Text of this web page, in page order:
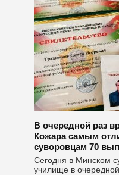
В очередной раз
Кожара самым
суворовцам 70
Сегодня в Минском
училище в